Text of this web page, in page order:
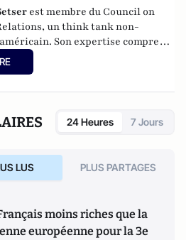
est membre du Council on
un think tank non-
Son expertise comprend
les flux de capitaux
l'analyse de la vulnérabilité
Il écrit régulièrement sur le
the Money
24 Heures 7 Jours
LUS PLUS PARTAGES
moins riches que la
européenne pour la 3e